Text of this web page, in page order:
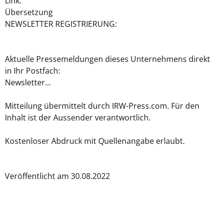
Übersetzung
NEWSLETTER REGISTRIERUNG:
Aktuelle Pressemeldungen dieses Unternehmens direkt
in Ihr Postfach:
Newsletter...
Mitteilung übermittelt durch IRW-Press.com. Für den
Inhalt ist der Aussender verantwortlich.
Kostenloser Abdruck mit Quellenangabe erlaubt.
Veröffentlicht am 30.08.2022